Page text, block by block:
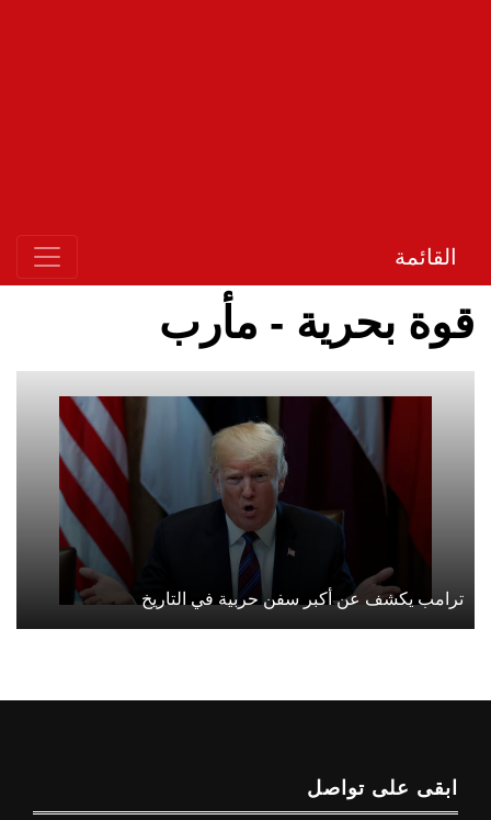
القائمة
قوة بحرية - مأرب
ترامب يكشف عن أكبر سفن حربية في التاريخ
ابقى على تواصل